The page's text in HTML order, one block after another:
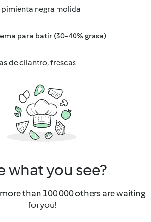
negra molida
para batir (30-40% grasa)
de cilantro, frescas
what you see?
than 100 000 others are waiting
for you!